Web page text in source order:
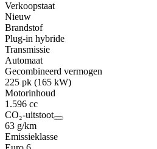
Verkoopstaat
Nieuw
Brandstof
Plug-in hybride
Transmissie
Automaat
Gecombineerd vermogen
225 pk (165 kW)
Motorinhoud
1.596 cc
CO₂-uitstoot
63 g/km
Emissieklasse